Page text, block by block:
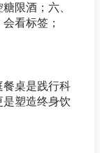
限酒；六、
看标签；
餐桌是践行科
塑造终身饮